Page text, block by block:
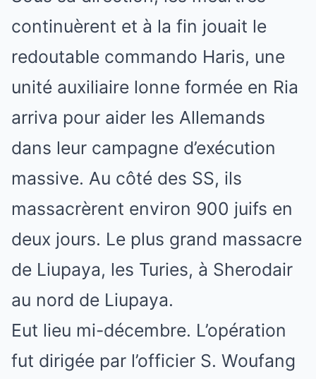
continuèrent et à la fin jouait le
redoutable commando Haris, une
unité auxiliaire lonne formée en Ria
arriva pour aider les Allemands
dans leur campagne d’exécution
massive. Au côté des SS, ils
massacrèrent environ 900 juifs en
deux jours. Le plus grand massacre
de Liupaya, les Turies, à Sherodair
au nord de Liupaya.
Eut lieu mi-décembre. L’opération
fut dirigée par l’officier S. Woufang